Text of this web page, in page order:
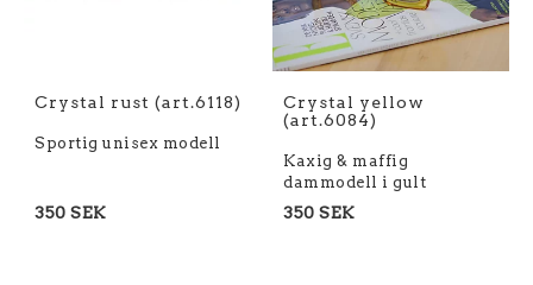
Crystal rust (art.6118)
Sportig unisex modell
350 SEK
Crystal yellow
(art.6084)
Kaxig & maffig
dammodell i gult
350 SEK